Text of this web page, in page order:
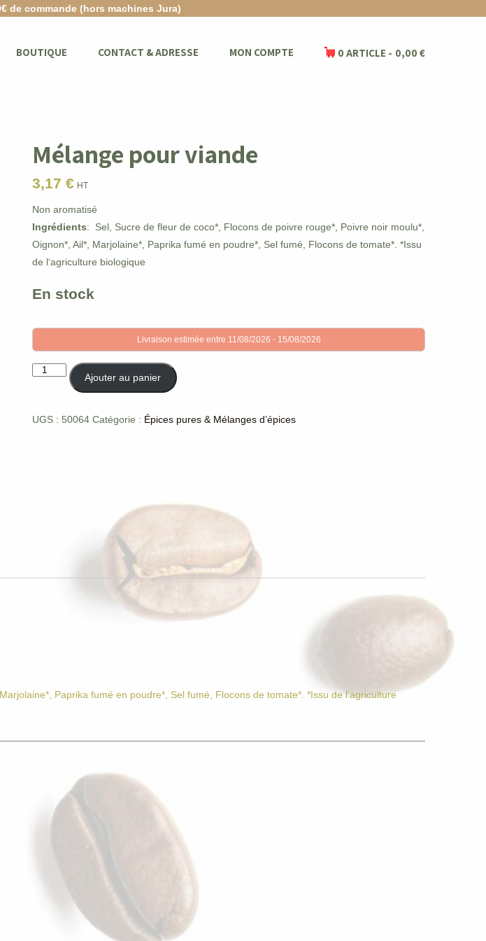
de commande (hors machines Jura)
BOUTIQUE CONTACT & ADRESSE MON COMPTE 0 ARTICLE 0,00 €
Mélange pour viande
3,17€ HT
Non aromatisé
Ingrédients: Sel, Sucre de fleur de coco*, Flocons de poivre rouge*, Poivre noir moulu*,
Oignon*, Ail*, Marjolaine*, Paprika fumé en poudre*, Sel fumé, Flocons de tomate*. *Issu
de l‘agriculture biologique
En stock
Livraison estimée entre 11/08/2026 - 15/08/2026
quantité
viande
Ajouter au panier
UGS :50064 Catégorie : Épices pures & Mélanges d’épices
Paprika fumé en poudre*, Sel fumé, Flocons de tomate*. *Issu de l‘agriculture